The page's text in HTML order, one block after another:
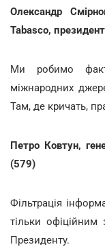
Олександр
Tabasco,
Ми робимо
міжнародних
Там, де кричать,
Петро Ковтун,
(579)
Фільтрація
тільки офіційним
Президенту.